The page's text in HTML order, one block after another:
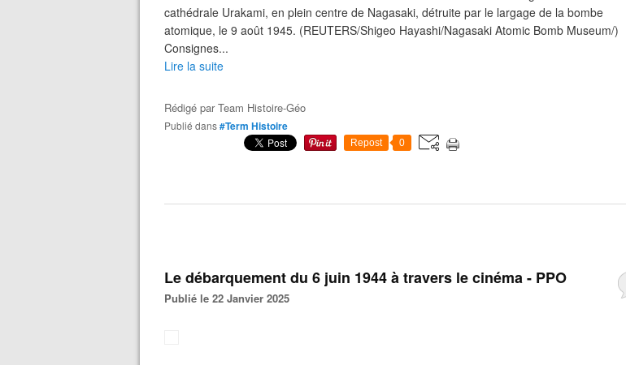
cathédrale Urakami, en plein centre de Nagasaki, détruite par le largage de la bombe
atomique, le 9 août 1945. (REUTERS/Shigeo Hayashi/Nagasaki Atomic Bomb Museum/)
Consignes...
Lire la suite
Rédigé parTeam Histoire-Géo
Publié dans#Term Histoire
Repost 0
Le débarquement du 6 juin 1944 à travers le cinéma - PPO
Publié le 22 Janvier 2025